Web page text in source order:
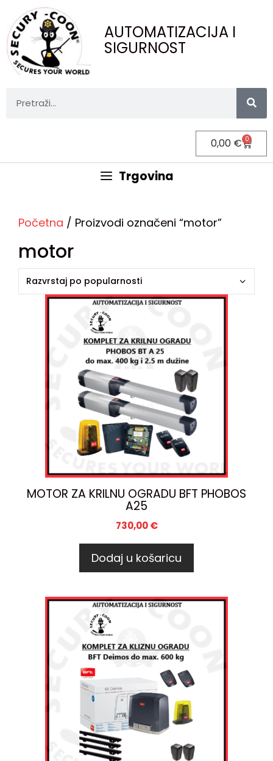
AUTOMATIZACIJA I
SIGURNOST
0,00 € 0
Trgovina
Početna / Proizvodi označeni “motor”
motor
MOTOR ZA KRILNU OGRADU BFT PHOBOS
A25
730,00€
Dodaj u košaricu